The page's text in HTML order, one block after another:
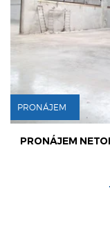
NETOPENÝCH
1 300